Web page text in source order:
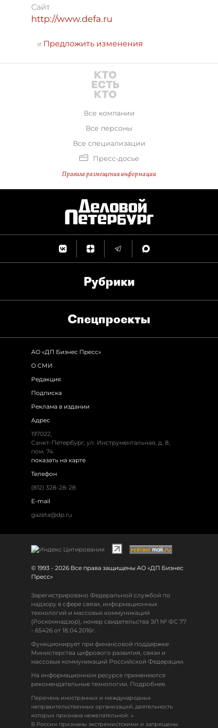
Сайт
http://www.defa.ru
Предложить изменения
Все компании
Все персоны
Все специализации
Пресс-досье
Правила размещения информации
Рубрики
Спец­проекты
АО «ДП Бизнес Пресс»
О СМИ
Редакция
Подписка
Реклама в издании
Адрес
197022,
Санкт-Петербург, ул. Инструментальная, д. 8,
пом. 74.
показать на карте
Телефон
(812) 328-28-28
E-mail
gazeta@dp.ru
© 1993 - 2026 Все права защищены АО «ДП Бизнес
Пресс»
Зарегистрировано Федеральной службой по
надзору в сфере связи, информационных
технологий и массовых коммуникаций
(Роскомнадзор), номер свидетельства ЭЛ № ФС 77
- 65426 от 18.04.2016г.
Функционирует при финансовой поддержке
Министерства цифрового развития, связи и
массовых коммуникаций Российской Федерации.
На информационном ресурсе применяются
рекомендательные технологии. Подробнее.
Перечень иностранных и международных
неправительственных организаций, деятельность
которых признана нежелательной: ↓
В России признаны экстремистскими и запрещены